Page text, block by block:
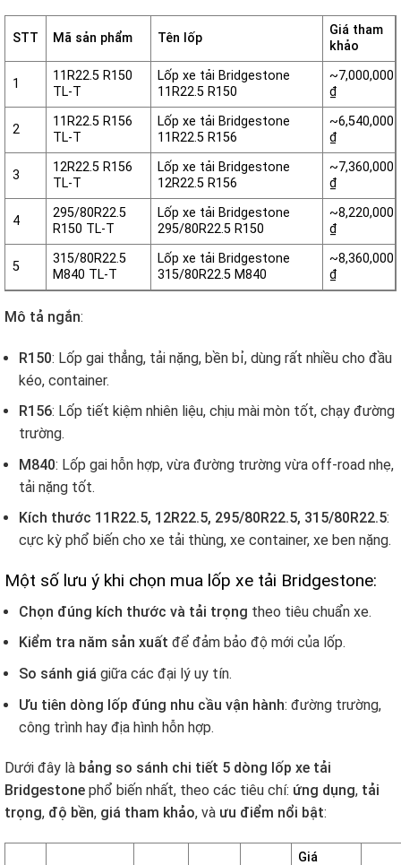
STT Mã sản phẩm Tên lốp
Giá tham
khảo
1
11R22.5 R150
TL-T
Lốp xe tải Bridgestone
11R22.5 R150
~7,000,000
₫
2
11R22.5 R156
TL-T
Lốp xe tải Bridgestone
11R22.5 R156
~6,540,000
₫
3
12R22.5 R156
TL-T
Lốp xe tải Bridgestone
12R22.5 R156
~7,360,000
₫
4
295/80R22.5
R150 TL-T
Lốp xe tải Bridgestone
295/80R22.5 R150
~8,220,000
₫
5
315/80R22.5
M840 TL-T
Lốp xe tải Bridgestone
315/80R22.5 M840
~8,360,000
₫
Mô tả ngắn:
R150: Lốp gai thẳng, tải nặng, bền bỉ, dùng rất nhiều cho đầu
kéo, container.
R156: Lốp tiết kiệm nhiên liệu, chịu mài mòn tốt, chạy đường
trường.
M840: Lốp gai hỗn hợp, vừa đường trường vừa off-road nhẹ,
tải nặng tốt.
Kích thước 11R22.5, 12R22.5, 295/80R22.5, 315/80R22.5:
cực kỳ phổ biến cho xe tải thùng, xe container, xe ben nặng.
Một số lưu ý khi chọn mua lốp xe tải Bridgestone:
Chọn đúng kích thước và tải trọng theo tiêu chuẩn xe.
Kiểm tra năm sản xuất để đảm bảo độ mới của lốp.
So sánh giá giữa các đại lý uy tín.
Ưu tiên dòng lốp đúng nhu cầu vận hành: đường trường,
công trình hay địa hình hỗn hợp.
Dưới đây là bảng so sánh chi tiết 5 dòng lốp xe tải
Bridgestone phổ biến nhất, theo các tiêu chí: ứng dụng, tải
trọng, độ bền, giá tham khảo, và ưu điểm nổi bật:
Giá